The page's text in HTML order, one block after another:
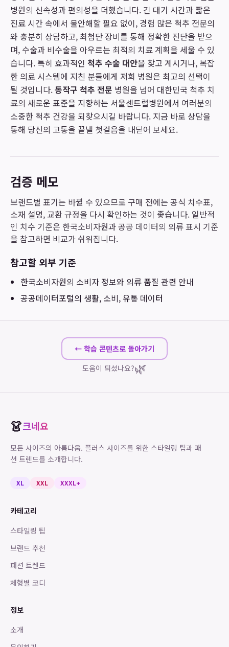
병원의 신속성과 편의성을 더했습니다. 긴 대기 시간과 짧은
진료 시간 속에서 불안해할 필요 없이, 경험 많은 척추 전문의
와 충분히 상담하고, 최첨단 장비를 통해 정확한 진단을 받으
며, 수술과 비수술을 아우르는 최적의 치료 계획을 세울 수 있
습니다. 특히 효과적인 척추 수술 대안을 찾고 계시거나, 복잡
한 의료 시스템에 지친 분들에게 저희 병원은 최고의 선택이
될 것입니다.동작구 척추 전문 병원을 넘어 대한민국 척추 치
료의 새로운 표준을 지향하는 서울센트럴병원에서 여러분의
소중한 척추 건강을 되찾으시길 바랍니다. 지금 바로 상담을
통해 당신의 고통을 끝낼 첫걸음을 내딛어 보세요.
검증 메모
브랜드별 표기는 바뀔 수 있으므로 구매 전에는 공식 치수표,
소재 설명, 교환 규정을 다시 확인하는 것이 좋습니다. 일반적
인 치수 기준은 한국소비자원과 공공 데이터의 의류 표시 기준
을 참고하면 비교가 쉬워집니다.
참고할 외부 기준
한국소비자원의 소비자 정보와 의류 품질 관련 안내
공공데이터포털의 생활, 소비, 유통 데이터
← 학습 콘텐츠로 돌아가기
도움이 되셨나요?🌿
👗크네요
모든 사이즈의 아름다움. 플러스 사이즈를 위한 스타일링 팁과 패
션 트렌드를 소개합니다.
XL XXL XXXL+
카테고리
스타일링 팁
브랜드 추천
패션 트렌드
체형별 코디
정보
소개